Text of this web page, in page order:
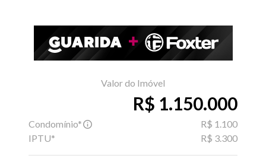
Valor do Imóvel
R$ 1.150.000
Condomínio*
R$ 1.100
IPTU*
R$ 3.300